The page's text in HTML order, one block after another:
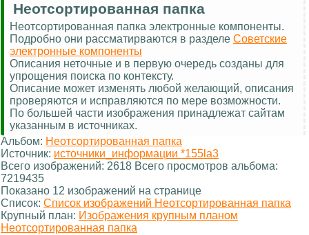
Неотсортированная папка
Неотсортированная папка электронные компоненты.
Подробно они рассматирваются в разделе Советские
электронные компоненты
Описания неточные и в первую очередь созданы для
упрощения поиска по контексту.
Описание может изменять любой желающий, описания
проверяются и исправляются по мере возможности.
По большей части изображения принадлежат сайтам
указанным в источниках.
Альбом: Неотсортированная папка
Источник: источники_информации *155la3
Всего изображений: 2618 Всего просмотров альбома:
7219435
Показано 12 изображений на странице
Список: Список изображений Неотсортированная папка
Крупный план: Изображения крупным планом
Неотсортированная папка